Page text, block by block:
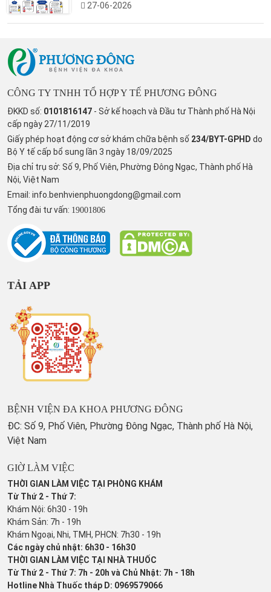
27-06-2026
CÔNG TY TNHH TỔ HỢP Y TẾ PHƯƠNG ĐÔNG
ĐKKD số: 0101816147 - Sở kế hoạch và Đầu tư Thành phố Hà Nội
cấp ngày 27/11/2019
Giấy phép hoạt động cơ sở khám chữa bệnh số 234/BYT-GPHD do
Bộ Y tế cấp bổ sung lần 3 ngày 18/09/2025
Địa chỉ trụ sở: Số 9, Phố Viên, Phường Đông Ngạc, Thành phố Hà
Nội, Việt Nam
Email: info.benhvienphuongdong@gmail.com
Tổng đài tư vấn: 19001806
TẢI APP
BỆNH VIỆN ĐA KHOA PHƯƠNG ĐÔNG
ĐC: Số 9, Phố Viên, Phường Đông Ngạc, Thành phố Hà Nội,
Việt Nam
GIỜ LÀM VIỆC
THỜI GIAN LÀM VIỆC TẠI PHÒNG KHÁM
Từ Thứ 2 - Thứ 7:
Khám Nội: 6h30 - 19h
Khám Sản: 7h - 19h
Khám Ngoại, Nhi, TMH, PHCN: 7h30 - 19h
Các ngày chủ nhật: 6h30 - 16h30
THỜI GIAN LÀM VIỆC TẠI NHÀ THUỐC
Từ Thứ 2 - Thứ 7: 7h - 20h và Chủ Nhật: 7h - 18h
Hotline Nhà Thuốc tháp D: 0969579066